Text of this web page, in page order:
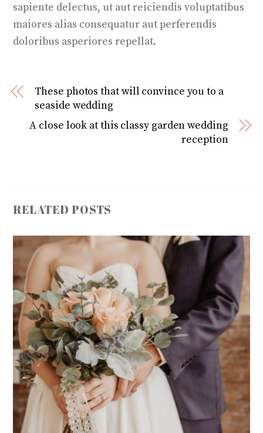
sapiente delectus, ut aut reiciendis voluptatibus
maiores alias consequatur aut perferendis
doloribus asperiores repellat.
These photos that will convince you to a
seaside wedding
A close look at this classy garden wedding
reception
RELATED POSTS